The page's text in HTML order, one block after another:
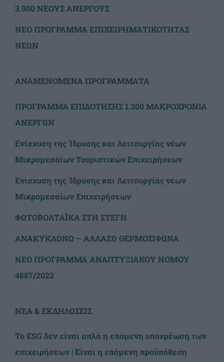
3.900 ΝΕΟΥΣ ΑΝΕΡΓΟΥΣ
ΝΕΟ ΠΡΟΓΡΑΜΜΑ ΕΠΙΧΕΙΡΗΜΑΤΙΚΟΤΗΤΑΣ
ΝΕΩΝ
ΑΝΑΜΕΝΟΜΕΝΑ ΠΡΟΓΡΑΜΜΑΤΑ
ΠΡΟΓΡΑΜΜΑ ΕΠΙΔΟΤΗΣΗΣ 1.300 ΜΑΚΡΟΧΡΟΝΙΑ
ΑΝΕΡΓΩΝ
Ενίσχυση της Ίδρυσης και Λειτουργίας νέων
Μικρομεσαίων Τουριστικών Επιχειρήσεων
Ενίσχυση της Ίδρυσης και Λειτουργίας νέων
Μικρομεσαίων Επιχειρήσεων
ΦΩΤΟΒΟΛΤΑΪΚΑ ΣΤΗ ΣΤΕΓΗ
ΑΝΑΚΥΚΛΩΝΩ – ΑΛΛΑΖΩ ΘΕΡΜΟΣΙΦΩΝΑ
ΝΕΟ ΠΡΟΓΡΑΜΜΑ ΑΝΑΠΤΥΞΙΑΚΟΥ ΝΟΜΟΥ
4887/2022
ΝΕΑ & ΕΚΔΗΛΩΣΕΙΣ
Το ESG δεν είναι απλά η επόμενη υποχρέωση των
επιχειρήσεων | Είναι η επόμενη προϋπόθεση